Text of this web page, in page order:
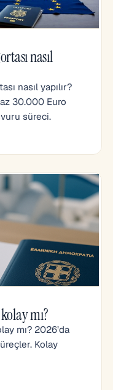
nasıl
nasıl yapılır?
30.000 Euro
süreci.
mı?
mı? 2026’da
Kolay